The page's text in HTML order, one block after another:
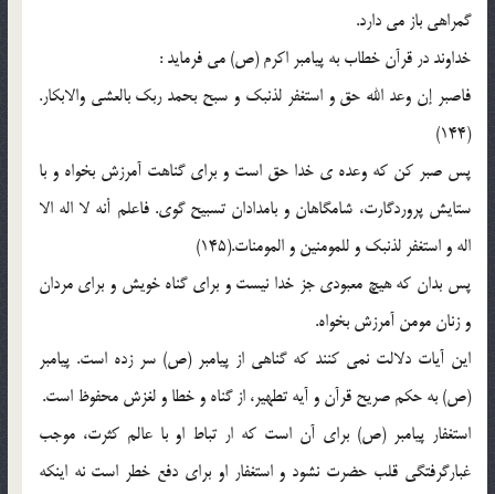
گمراهي باز مي دارد.
خداوند در قرآن خطاب به پيامبر اكرم (ص) مي فرمايد :
فاصبر إن وعد الله حق و استغفر لذنبك و سبح بحمد ربك بالعشي والابكار.
(144)
پس صبر كن كه وعده ي خدا حق است و براي گناهت آمرزش بخواه و با
ستايش پروردگارت، شامگاهان و بامدادان تسبيح گوي. فاعلم أنه لا اله الا
اله و استغفر لذنبك و للمومنين و المومنات.(145)
پس بدان كه هيچ معبودي جز خدا نيست و براي گناه خويش و براي مردان
و زنان مومن آمرزش بخواه.
اين آيات دلالت نمي كنند كه گناهي از پيامبر (ص) سر زده است. پيامبر
(ص) به حكم صريح قرآن و آيه تطهير، از گناه و خطا و لغزش محفوظ است.
استغفار پيامبر (ص) براي آن است كه ار تباط او با عالم كثرت، موجب
غبارگرفتگي قلب حضرت نشود و استغفار او براي دفع خطر است نه اينكه